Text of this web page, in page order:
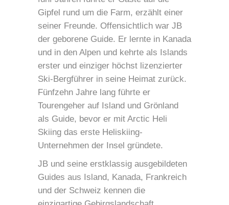
Gipfel rund um die Farm, erzählt einer
seiner Freunde. Offensichtlich war JB
der geborene Guide. Er lernte in Kanada
und in den Alpen und kehrte als Islands
erster und einziger höchst lizenzierter
Ski-Bergführer in seine Heimat zurück.
Fünfzehn Jahre lang führte er
Tourengeher auf Island und Grönland
als Guide, bevor er mit Arctic Heli
Skiing das erste Heliskiing-
Unternehmen der Insel gründete.
JB und seine erstklassig ausgebildeten
Guides aus Island, Kanada, Frankreich
und der Schweiz kennen die